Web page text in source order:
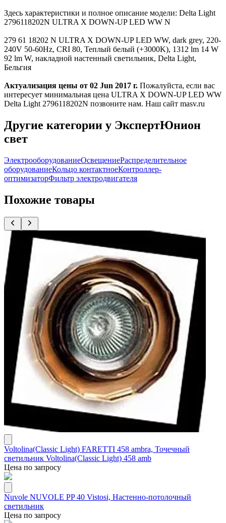
Здесь характеристики и полное описание модели: Delta Light
2796118202N ULTRA X DOWN-UP LED WW N
279 61 18202 N ULTRA X DOWN-UP LED WW, dark grey, 220-
240V 50-60Hz, CRI 80, Теплый белый (+3000K), 1312 lm 14 W
92 lm W, накладной настенный светильник, Delta Light,
Бельгия
Актуализация цены от 02 Jun 2017 г. Пожалуйста, если вас
интересует минимальная цена ULTRA X DOWN-UP LED WW
Delta Light 2796118202N позвоните нам. Наш сайт masv.ru
Другие категории у ЭкспертЮнион
свет
ЭлектрооборудованиеОсвещениеРаспределительное
оборудованиеКольцо контактноеКонтроллер-
оптимизаторФильтр электродвигателя
Похожие товары
Voltolina(Classic Light) FARETTI 458 ambra, Точечный
светильник Voltolina(Classic Light) 458 amb
Цена по запросу
Nuvole NUVOLE PP 40 Vistosi, Настенно-потолочный
светильник
Цена по запросу